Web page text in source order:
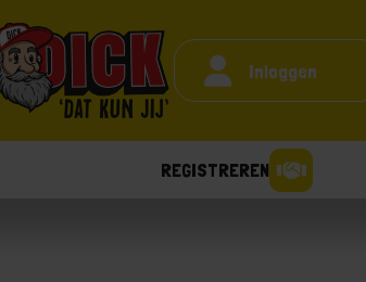
Inloggen
REGISTREREN